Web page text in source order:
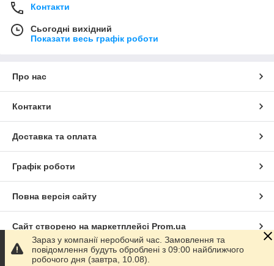
Контакти
Сьогодні вихідний
Показати весь графік роботи
Про нас
Контакти
Доставка та оплата
Графік роботи
Повна версія сайту
Сайт створено на маркетплейсі Prom.ua
Політика конфіденційності
Зараз у компанії неробочий час. Замовлення та
повідомлення будуть оброблені з 09:00 найближчого
робочого дня (завтра, 10.08).